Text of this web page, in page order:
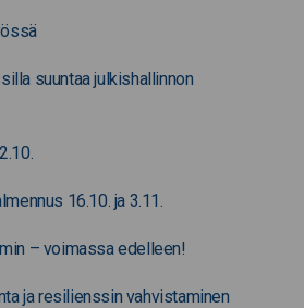
suuntaa julkishallinnon
16.10. ja 3.11.
– voimassa edelleen!
ja resilienssin vahvistaminen